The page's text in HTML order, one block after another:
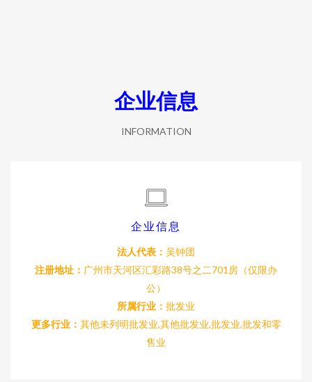
企业信息
INFORMATION
企业信息
法人代表： 吴钟团
注册地址： 广州市天河区汇彩路38号之二701房（仅限办
公）
所属行业： 批发业
更多行业： 其他未列明批发业,其他批发业,批发业,批发和零
售业